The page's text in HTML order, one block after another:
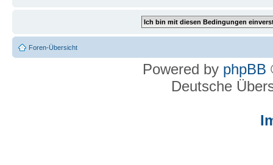
Foren-Übersicht
Powered by phpBB
Deutsche